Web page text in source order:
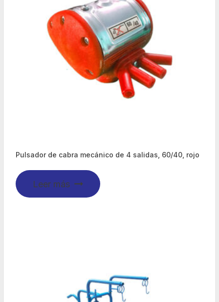
Pulsador de cabra mecánico de 4 salidas, 60/40, rojo
Leer más